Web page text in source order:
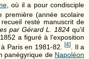
, où il a pour condisciple
première (année scolaire
resté manuscrit de
par Gérard L. 1824qu'il
a figuré à l'exposition
à Paris en 1981-82.[4]
. Il a
panégyrique de Napoléon